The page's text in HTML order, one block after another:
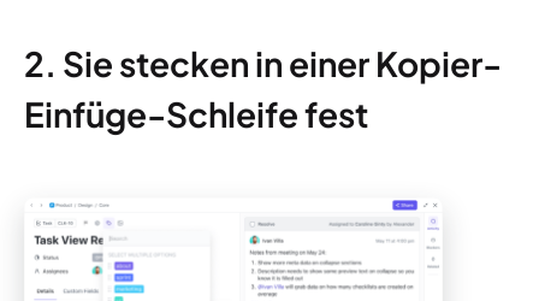
2. Sie stecken in einer Kopier-
Einfüge-Schleife fest